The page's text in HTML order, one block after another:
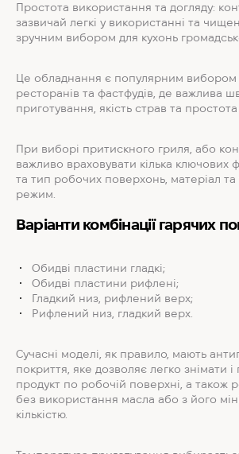
Простота використання та догляду:
зазвичай легкі у використанні та
зручним вибором для кухонь
Це обладнання є популярним вибором
ресторанів та фастфудів, де важлива
приготування, якість страв та
При виборі притискного гриля, або
важливо враховувати кілька ключових
та тип робочих поверхонь, матеріал
режим.
Варіанти комбінації гарячих
Обидві пластини гладкі;
Обидві пластини рифлені;
Гладкий низ, рифлений верх;
Рифлений низ, гладкий верх.
Сучасні моделі, як правило, мають
покриття, яке дозволяє легко знімати
продукт по робочій поверхні, а також
без використання масла або з його
кількістю.